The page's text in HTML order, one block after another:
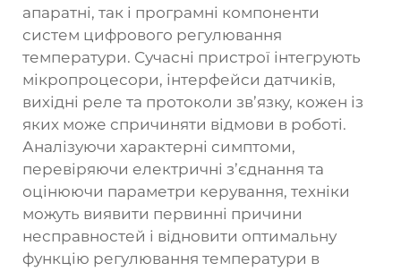
апаратні, так і програмні компоненти
систем цифрового регулювання
температури. Сучасні пристрої інтегрують
мікропроцесори, інтерфейси датчиків,
вихідні реле та протоколи зв’язку, кожен із
яких може спричиняти відмови в роботі.
Аналізуючи характерні симптоми,
перевіряючи електричні з’єднання та
оцінюючи параметри керування, техніки
можуть виявити первинні причини
несправностей і відновити оптимальну
функцію регулювання температури в